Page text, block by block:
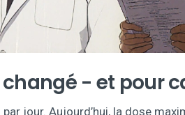
- et pour
jour. Aujourd’hui, la dose